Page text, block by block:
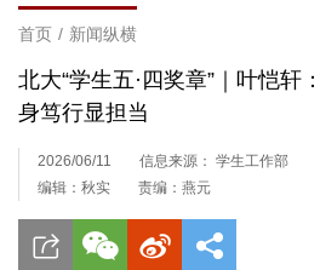
首页 / 新闻纵横
北大“学生五·四奖章”｜叶恺轩
身笃行显担当
2026/06/11
信息来源： 学生工作部
编辑：秋实
责编：燕元